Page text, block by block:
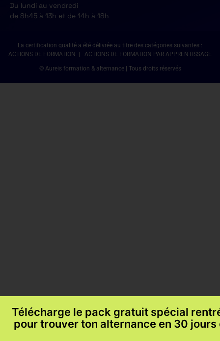
Du lundi au vendredi
de 8h45 à 13h et de 14h à 18h
La certification qualité a été délivrée au titre des catégories suivantes :
ACTIONS DE FORMATION | ACTIONS DE FORMATION PAR APPRENTISSAGE
© Aureis formation & alternance | Tous droits réservés
Télécharge le pack gratuit spécial
pour trouver ton alternance en 30 jours